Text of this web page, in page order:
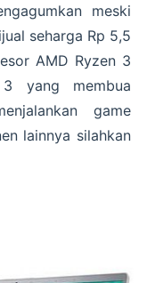
meski
seharga Rp 5,5
AMD Ryzen 3
yang membua
game
lainnya silahkan